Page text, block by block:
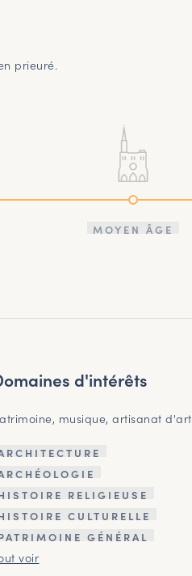
prieuré.
MOYEN ÂGE
d'intérêts
musique, artisanat d'art
RELIGIEUSE
CULTURELLE
GÉNÉRAL
voir